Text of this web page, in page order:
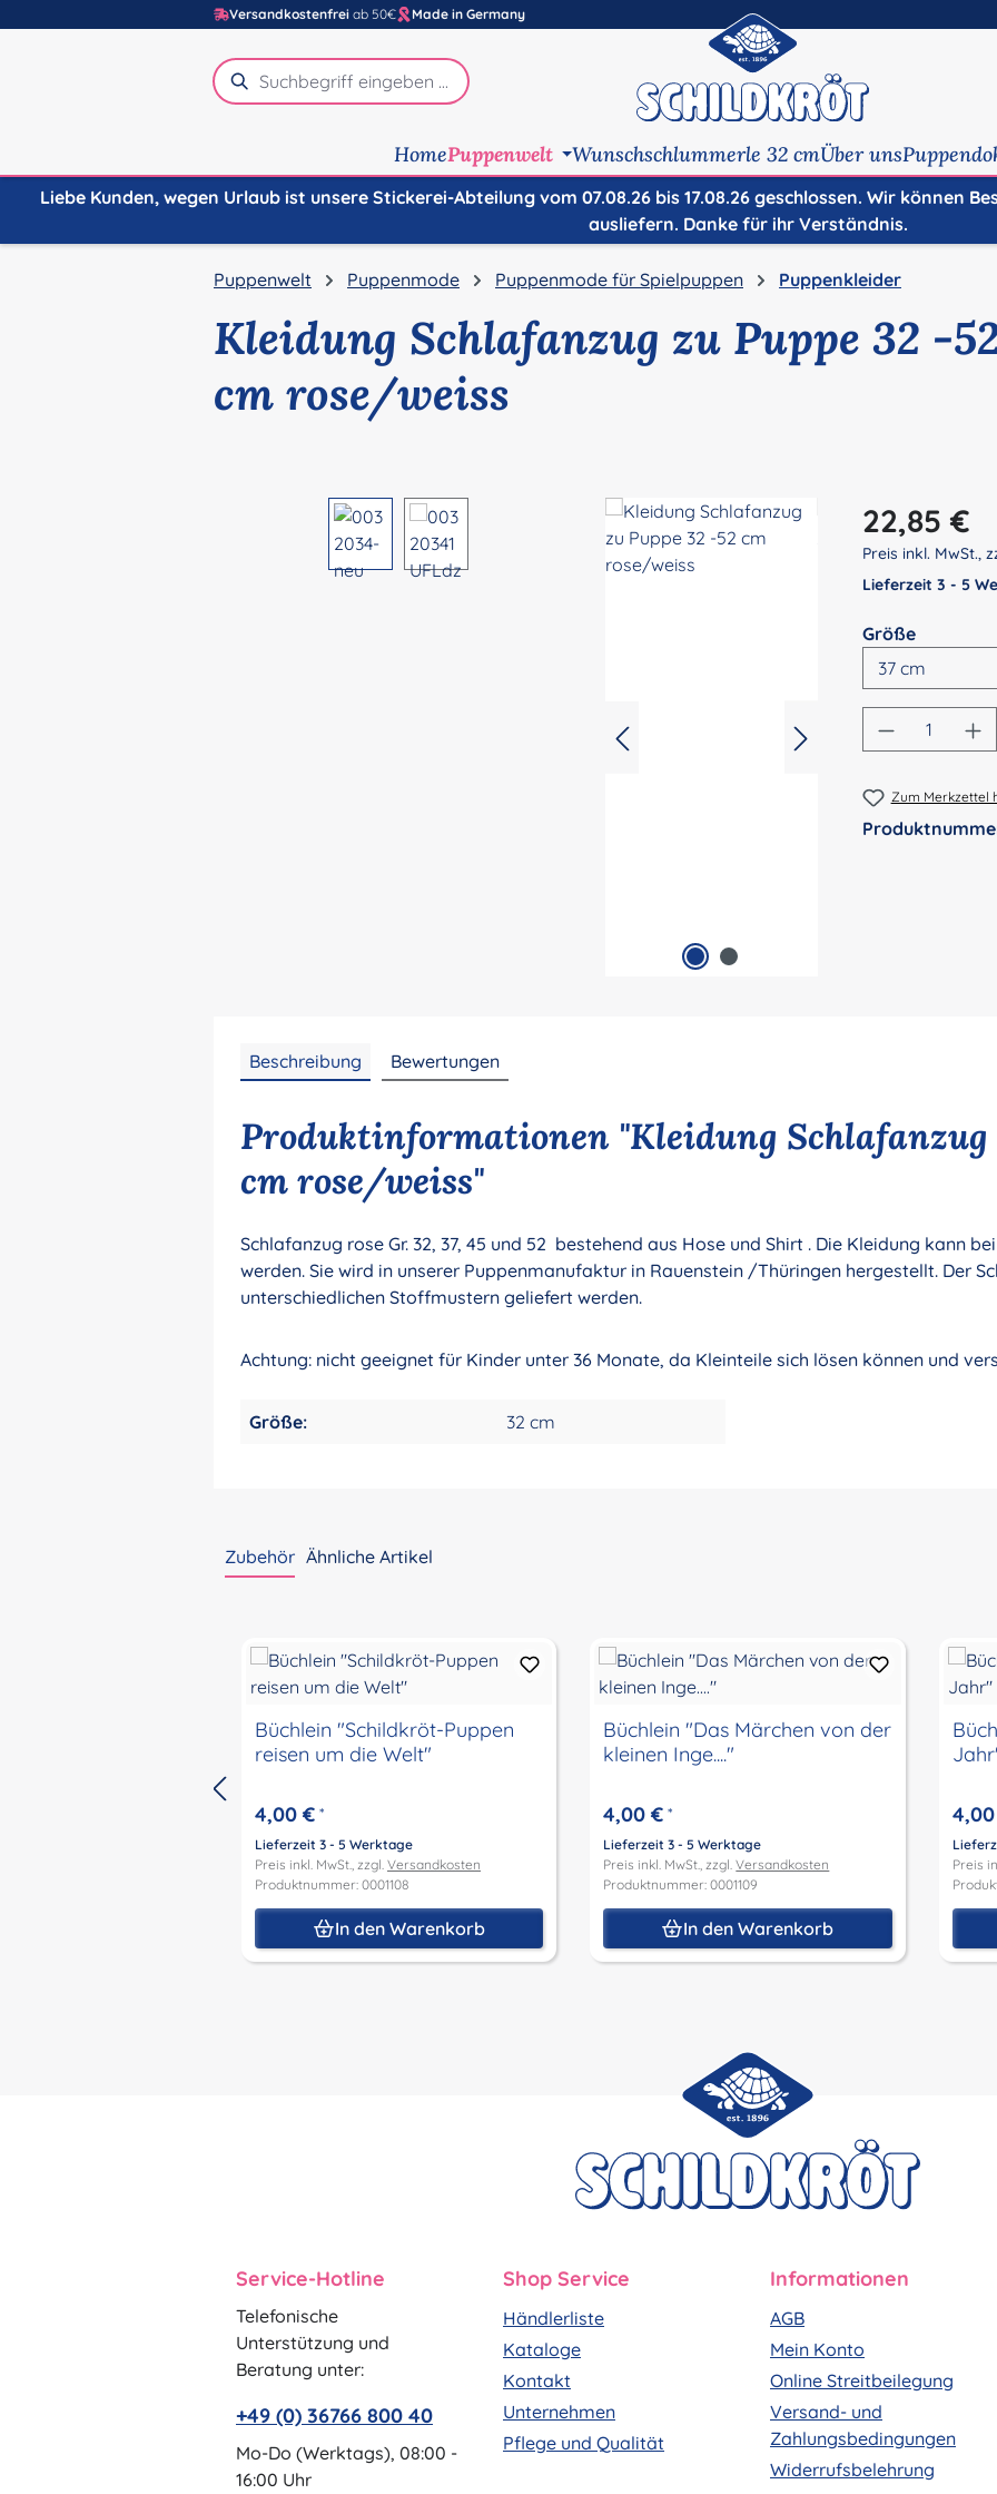
Hauptinhalt springen
Zur Suche springen
Zur Hauptnavigation springen
Versandkostenfrei ab 50€ Made in Germany
HomePuppenwelt Wunschschlummerle 32 cmÜber uns
Liebe Kunden, wegen Urlaub ist unsere Stickerei-Abteilung vom 07.08.26 bis 17.08.26 geschlossen. Wir können
ausliefern. Danke für ihr Verständnis.
Puppenwelt Puppenmode Puppenmode für Spielpuppen Puppenkleider
Kleidung Schlafanzug zu Puppe 32 -
cm rose/weiss
Regulärer Preis:
22,85 €
Preis inkl. MwSt.,
Lieferzeit 3 - 5
Größe
Produkt
Zum Merkzettel
Beschreibung Bewertungen
Produktinformationen "Kleidung Schlafanzug
cm rose/weiss"
Schlafanzug rose Gr. 32, 37, 45 und 52 bestehend aus Hose und Shirt . Die Kleidung kann
werden. Sie wird in unserer Puppenmanufaktur in Rauenstein /Thüringen hergestellt. Der
unterschiedlichen Stoffmustern geliefert werden.
Achtung: nicht geeignet für Kinder unter 36 Monate, da Kleinteile sich lösen können und
Größe: 32 cm
Zubehör Ähnliche Artikel
Büchlein "Schildkröt-Puppen
reisen um die Welt"
4,00 € *
Lieferzeit 3 - 5 Werktage
Preis inkl. MwSt., zzgl. Versandkosten
Produktnummer: 0001108
In den Warenkorb
Büchlein "Das Märchen von der
kleinen Inge...."
4,00 € *
Lieferzeit 3 - 5 Werktage
Preis inkl. MwSt., zzgl.Versandkosten
Produktnummer: 0001109
In den Warenkorb
Preis
Service-Hotline
Telefonische
Unterstützung und
Beratung unter:
+49 (0) 36766 800 40
Mo-Do (Werktags), 08:00 -
16:00 Uhr
Shop Service
Händlerliste
Kataloge
Kontakt
Unternehmen
Pflege und Qualität
Informationen
AGB
Mein Konto
Online Streitbeilegung
Versand- und
Zahlungsbedingungen
Widerrufsbelehrung